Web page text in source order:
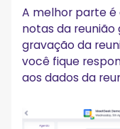
A melhor parte
notas da
gravação da
você fique
aos dados da